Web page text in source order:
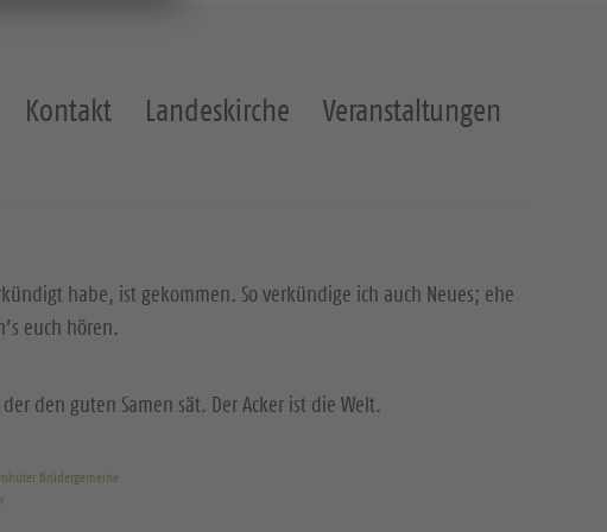
Kontakt Landeskirche Veranstaltungen
habe, ist gekommen. So verkündige ich auch Neues; ehe
euch hören.
den guten Samen sät. Der Acker ist die Welt.
Brüdergemeine